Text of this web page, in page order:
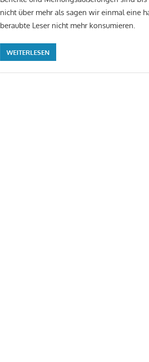
nicht über mehr als sagen wir einmal eine
beraubte Leser nicht mehr konsumieren.
WEITERLESEN